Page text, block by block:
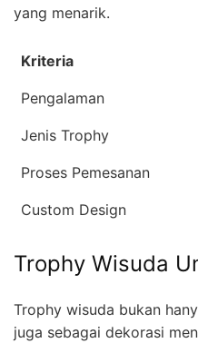
yang menarik.
Kriteria
Pengalaman
Jenis Trophy
Proses Pemesanan
Custom Design
Trophy Wisuda
Trophy wisuda bukan
juga sebagai dekorasi